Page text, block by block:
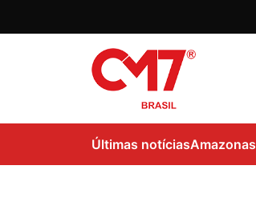
Últimas notíciasAmazonas